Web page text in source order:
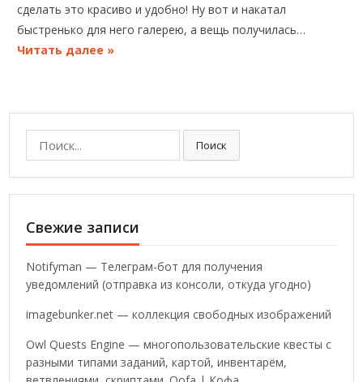
сделать это красиво и удобно! Ну вот и накатал
быстренько для него галерею, а вещь получилась…
Читать далее »
Поиск
Свежие записи
Notifyman — Телеграм-бот для получения
уведомлений (отправка из консоли, откуда угодно)
imagebunker.net — коллекция свободных изображений
Owl Quests Engine — многопользовательские квесты с
разными типами заданий, картой, инвентарём,